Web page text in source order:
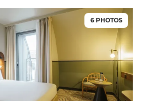
6 PHOTOS